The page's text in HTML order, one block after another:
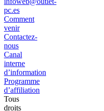
pc.es
Comment
venir
Contactez-
nous
Canal
interne
d’information
Programme
d’affiliation
Tous
droits